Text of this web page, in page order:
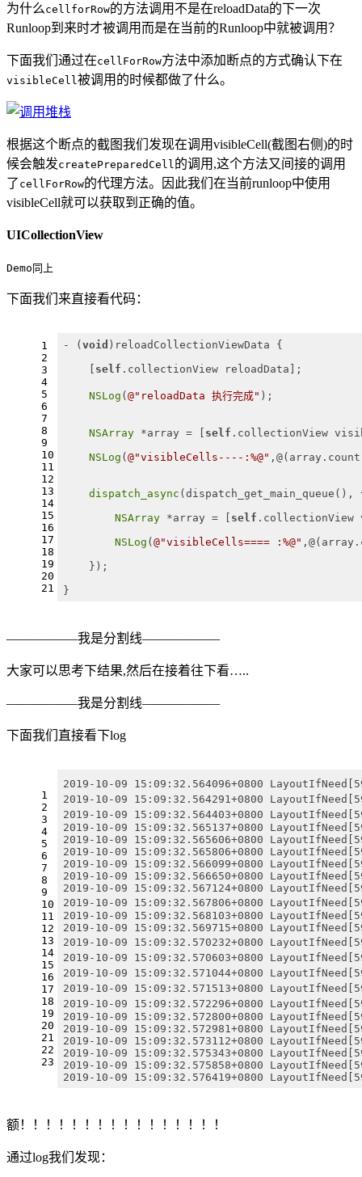
为什么cellforRow的方法调用不是在reloadData的下一次
Runloop到来时才被调用而是在当前的Runloop中就被调用？
下面我们通过在cellForRow方法中添加断点的方式确认下在
visibleCell 被调用的时候都做了什么。
根据这个断点的截图我们发现在调用visibleCell(截图右侧)的时
候会触发createPreparedCell 的调用,这个方法又间接的调用
了 cellForRow的代理方法。因此我们在当前runloop中使用
visibleCell就可以获取到正确的值。
UICollectionView
Demo同上
下面我们来直接看代码：
1
2
3
4
5
6
7
8
9
10
11
12
13
14
15
16
17
18
19
20
21
- (void )reloadCollectionViewData {
    [
self .collectionView reloadData];
NSLog (@"reloadData 执行完成" );
NSArray *array = [ self .collectionView
NSLog (@"visibleCells----:%@"
dispatch_async (dispatch_get_main_queue(),
NSArray *array = [ self
NSLog (@"visibleCells==== :%@"
    });
}
—————–我是分割线——————
大家可以思考下结果,然后在接着往下看…..
—————–我是分割线——————
下面我们直接看下log
1
2
3
4
5
6
7
8
9
10
11
12
13
14
15
16
17
18
19
20
21
22
23
2019-10-09 15:09:32.564096+0800
2019-10-09 15:09:32.564291+0800
2019-10-09 15:09:32.564403+0800
2019-10-09 15:09:32.565137+0800
2019-10-09 15:09:32.565606+0800
2019-10-09 15:09:32.565806+0800
2019-10-09 15:09:32.566099+0800
2019-10-09 15:09:32.566650+0800
2019-10-09 15:09:32.567124+0800
2019-10-09 15:09:32.567806+0800
2019-10-09 15:09:32.568103+0800
2019-10-09 15:09:32.569715+0800
2019-10-09 15:09:32.570232+0800
2019-10-09 15:09:32.570603+0800
2019-10-09 15:09:32.571044+0800
2019-10-09 15:09:32.571513+0800
2019-10-09 15:09:32.572296+0800
2019-10-09 15:09:32.572800+0800
2019-10-09 15:09:32.572981+0800
2019-10-09 15:09:32.573112+0800
2019-10-09 15:09:32.575343+0800
2019-10-09 15:09:32.575858+0800
2019-10-09 15:09:32.576419+0800
额！！！！！！！！！！！！！！！！
通过log我们发现：